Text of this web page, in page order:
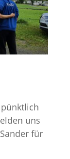
uns
für